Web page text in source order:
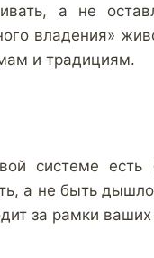
а не
владения»
и традициям.
системе
а не быть
за рамки